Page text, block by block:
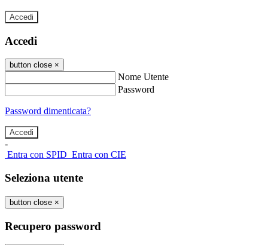
Accedi
Accedi
button close ×
Nome Utente
Password
Password dimenticata?
-
Entra con SPID Entra con CIE
Seleziona utente
button close ×
Recupero password